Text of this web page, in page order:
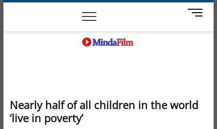
Skip
M
n
n
Nearly half of all children in the world
‘live in poverty’